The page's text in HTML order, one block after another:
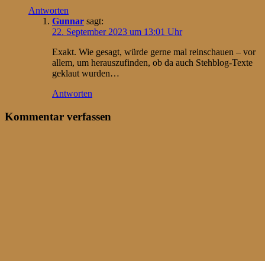
Antworten
Gunnar sagt:
22. September 2023 um 13:01 Uhr
Exakt. Wie gesagt, würde gerne mal reinschauen – vor
allem, um herauszufinden, ob da auch Stehblog-Texte
geklaut wurden…
Antworten
Kommentar verfassen